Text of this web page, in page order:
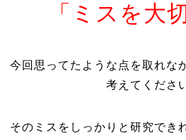
「ミスを大
今回思ってたような点を取れな
考えてくださ
そのミスをしっかりと研究でき